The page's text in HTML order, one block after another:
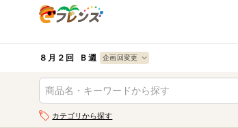
ログイン
生協加入はこちら
８月２回 Ｂ週
果物 果物すべて
カテゴリから探す
検索条件を指定してください。全項目に条
キーワード